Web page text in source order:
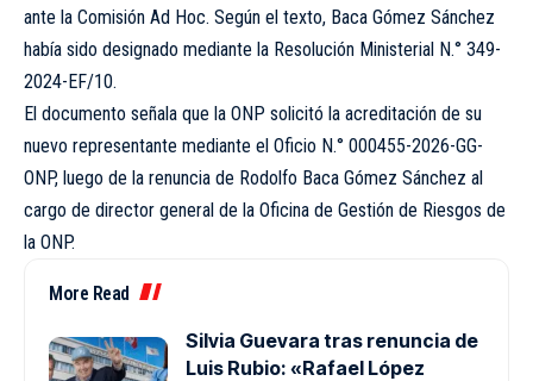
ante la Comisión Ad Hoc. Según el texto, Baca Gómez Sánchez
había sido designado mediante la Resolución Ministerial N.° 349-
2024-EF/10.
El documento señala que la ONP solicitó la acreditación de su
nuevo representante mediante el Oficio N.° 000455-2026-GG-
ONP, luego de la renuncia de Rodolfo Baca Gómez Sánchez al
cargo de director general de la Oficina de Gestión de Riesgos de
la ONP.
More Read
Silvia Guevara tras renuncia de
Luis Rubio: «Rafael López